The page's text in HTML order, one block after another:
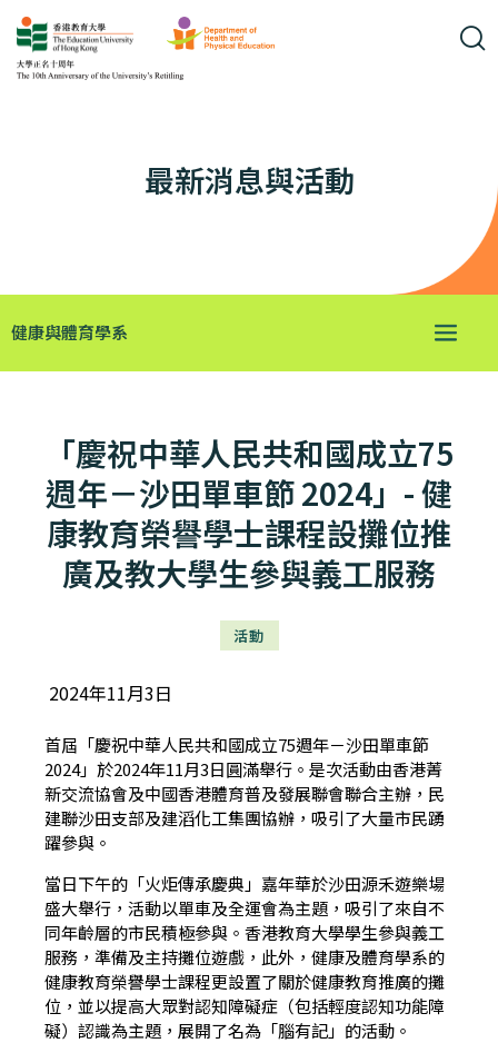
最新消息與活動
健康與體育學系
「慶祝中華人民共和國成立75
週年－沙田單車節 2024」- 健
康教育榮譽學士課程設攤位推
廣及教大學生參與義工服務
活動
2024年11月3日
首屆「慶祝中華人民共和國成立75週年－沙田單車節
2024」於2024年11月3日圓滿舉行。是次活動由香港菁
新交流協會及中國香港體育普及發展聯會聯合主辦，民
建聯沙田支部及建滔化工集團協辦，吸引了大量市民踴
躍參與。
當日下午的「火炬傳承慶典」嘉年華於沙田源禾遊樂場
盛大舉行，活動以單車及全運會為主題，吸引了來自不
同年齡層的市民積極參與。香港教育大學學生參與義工
服務，準備及主持攤位遊戲，此外，健康及體育學系的
健康教育榮譽學士課程更設置了關於健康教育推廣的攤
位，並以提高大眾對認知障礙症（包括輕度認知功能障
礙）認識為主題，展開了名為「腦有記」的活動。